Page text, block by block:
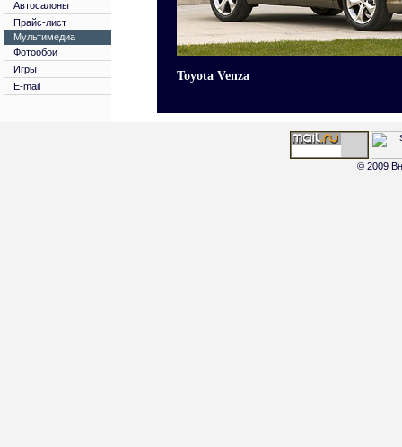
Автосалоны
Прайс-лист
Мультимедиа
Фотообои
Игры
E-mail
Toyota Venza
© 2009